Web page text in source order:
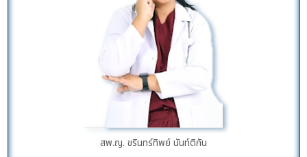
สพ.ญ. ขรินทร์ทิพย์ นันท์ติกัน